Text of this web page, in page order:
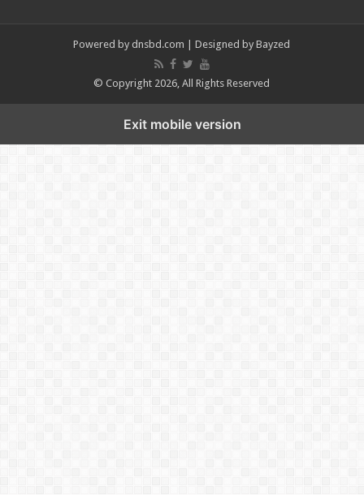
Powered by dnsbd.com | Designed byBayzed
© Copyright 2026, All Rights Reserved
Exit mobile version